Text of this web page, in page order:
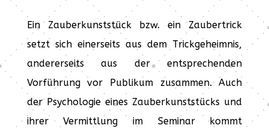
Ein Zauberkunststück bzw. ein Zaubertrick
setzt sich einerseits aus dem Trickgeheimnis,
andererseits aus der entsprechenden
Vorführung vor Publikum zusammen. Auch
der Psychologie eines Zauberkunststücks und
ihrer Vermittlung im Seminar kommt